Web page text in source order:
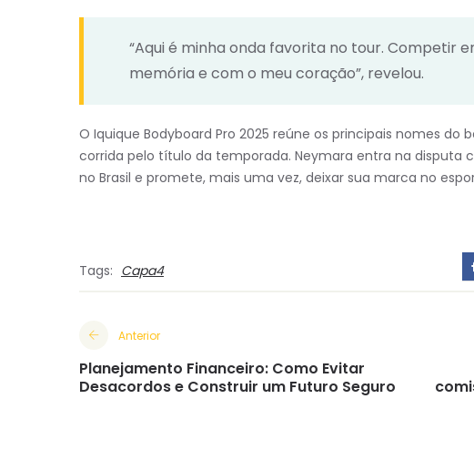
“Aqui é minha onda favorita no tour. Competir
memória e com o meu coração”, revelou.
O Iquique Bodyboard Pro 2025 reúne os principais nomes do
corrida pelo título da temporada. Neymara entra na disputa
no Brasil e promete, mais uma vez, deixar sua marca no
Tags: Capa4
Anterior
Planejamento Financeiro: Como Evitar
Desacordos e Construir um Futuro Seguro